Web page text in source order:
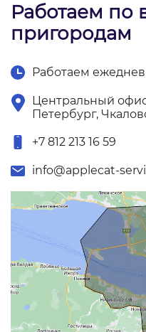
Работаем по
пригородам
Работаем
Центральный офис
Петербург,
+7 812 213 16 59
info@applecat-